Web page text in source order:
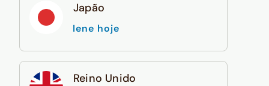
Japão
Iene hoje
Reino Unido